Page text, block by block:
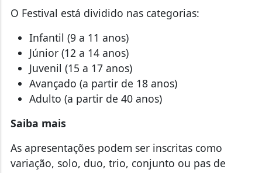
O Festival está dividido nas categorias:
Infantil (9 a 11 anos)
Júnior (12 a 14 anos)
Juvenil (15 a 17 anos)
Avançado (a partir de 18 anos)
Adulto (a partir de 40 anos)
Saiba mais
As apresentações podem ser inscritas como
variação, solo, duo, trio, conjunto ou pas de